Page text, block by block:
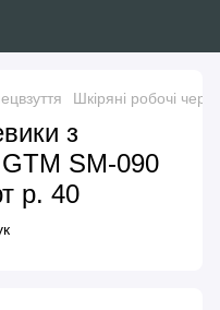
Шкіряні робочі
з
SM-090
р. 40